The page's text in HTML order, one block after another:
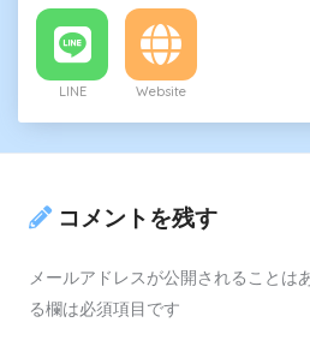
LINE Website
コメントを残す
メールアドレスが公開されることは
る欄は必須項目です